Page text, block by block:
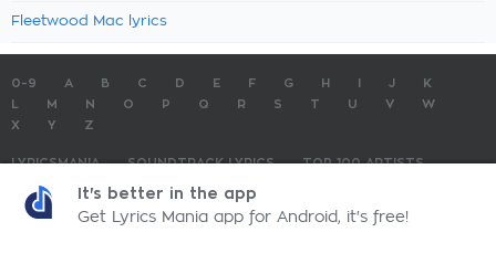
Fleetwood Mac lyrics
0-9 A B C D E F G H J
K
M N O P Q R S T U V
W
X
Y Z
LYRICSMANIA SOUNDTRACK LYRICS
TOP 100 ARTISTS
TOP 100 LYRICS
LyricsMania.com - Copyright © 2026 - All Rights ReservedPrivacy Policy
It's better in the app
Get Lyrics Mania app for Android, it's free!